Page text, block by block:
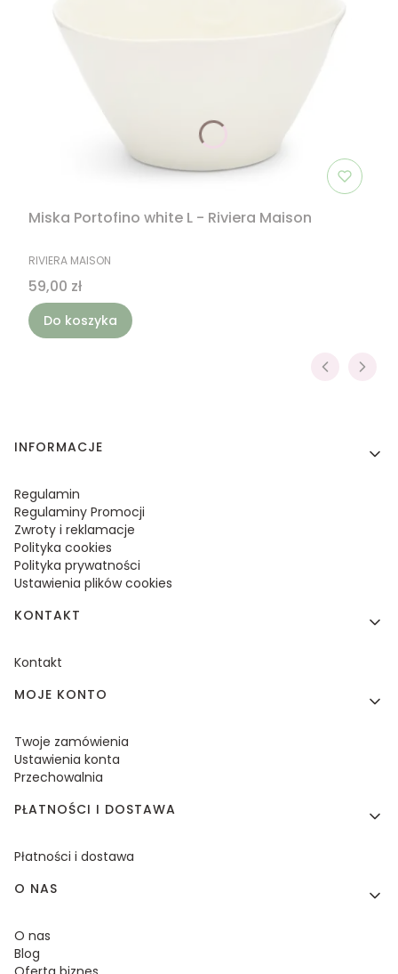
Miska Portofino white L - Riviera Maison
PRODUCENT
RIVIERA MAISON
Cena
59,00 zł
Do koszyka
Linki w stopce
INFORMACJE
Regulamin
Regulaminy Promocji
Zwroty i reklamacje
Polityka cookies
Polityka prywatności
Ustawienia plików cookies
KONTAKT
Kontakt
MOJE KONTO
Twoje zamówienia
Ustawienia konta
Przechowalnia
PŁATNOŚCI I DOSTAWA
Płatności i dostawa
O NAS
O nas
Blog